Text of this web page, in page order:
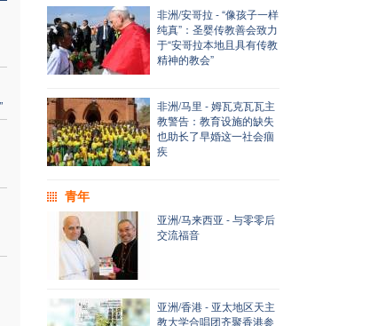
非洲/安哥拉 - “像孩子一样
纯真”：圣婴传教善会致力
于“安哥拉本地且具有传教
精神的教会”
非洲/马里 - 姆瓦克瓦瓦主
教警告：教育设施的缺失
也助长了早婚这一社会痼
疾
青年
亚洲/马来西亚 - 与零零后
交流福音
亚洲/香港 - 亚太地区天主
教大学合唱团齐聚香港参